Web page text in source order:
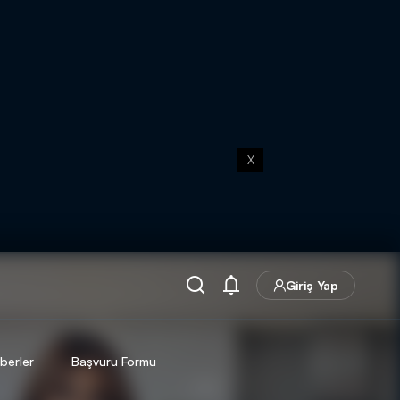
X
Giriş Yap
Başvuru Formu